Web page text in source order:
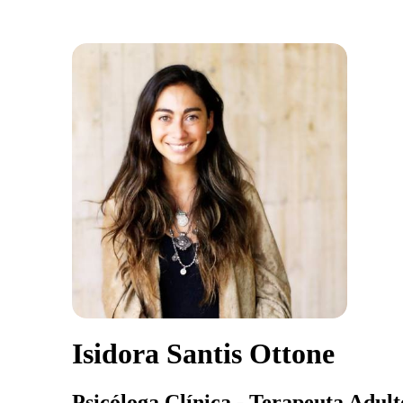
Isidora Santis Ottone